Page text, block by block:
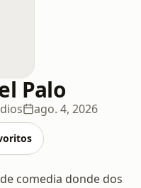
Palo
ago. 4, 2026
comedia donde dos